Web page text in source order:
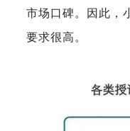
市场口碑。因此，
要求很高。